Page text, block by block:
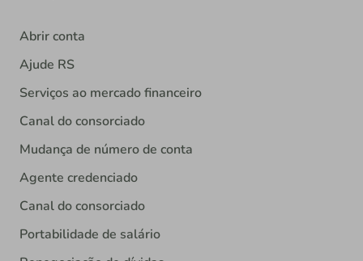
Abrir conta
Ajude RS
Serviços ao mercado financeiro
Canal do consorciado
Mudança de número de conta
Agente credenciado
Canal do consorciado
Portabilidade de salário